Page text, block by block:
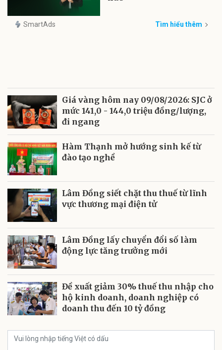
SmartAds Tìm hiểu thêm
Giá vàng hôm nay 09/08/2026: SJC ở
mức 141,0 - 144,0 triệu đồng/lượng,
đi ngang
Hàm Thạnh mở hướng sinh kế từ
đào tạo nghề
Lâm Đồng siết chặt thu thuế từ lĩnh
vực thương mại điện tử
Lâm Đồng lấy chuyển đổi số làm
động lực tăng trưởng mới
Đề xuất giảm 30% thuế thu nhập cho
hộ kinh doanh, doanh nghiệp có
doanh thu đến 10 tỷ đồng